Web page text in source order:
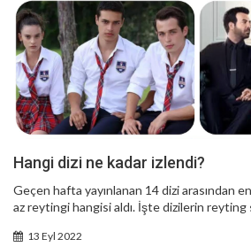
Hangi dizi ne kadar izlendi?
Geçen hafta yayınlanan 14 dizi arasından
az reytingi hangisi aldı. İşte dizilerin reyting
13 Eyl 2022